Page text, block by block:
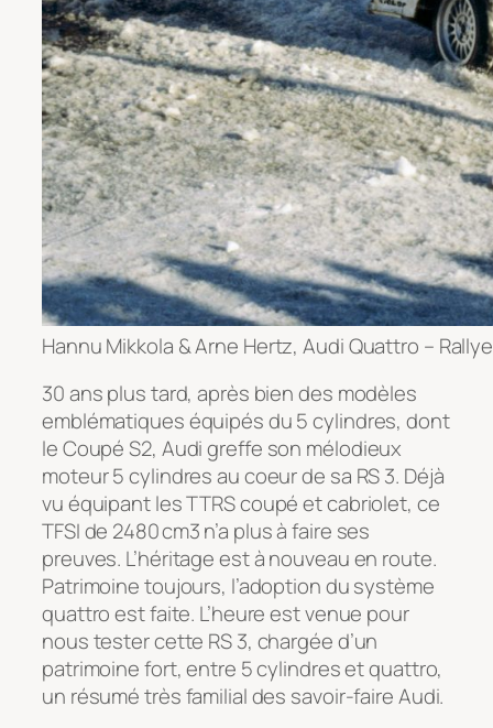
Hannu Mikkola & Arne Hertz, Audi Quattro –
30 ans plus tard, après bien des modèles
emblématiques équipés du 5 cylindres, dont
leCoupé S2, Audi greffe son mélodieux
moteur 5 cylindres au coeur de sa RS 3. Déjà
vu équipant les TTRS coupé et cabriolet, ce
TFSI de 2480 cm3 n’a plus à faire ses
preuves. L’héritage est à nouveau en route.
Patrimoine toujours, l’adoption du système
quattro est faite. L’heure est venue pour
nous tester cette RS 3, chargée d’un
patrimoine fort, entre 5 cylindres et quattro,
un résumé très familial des savoir-faire Audi.